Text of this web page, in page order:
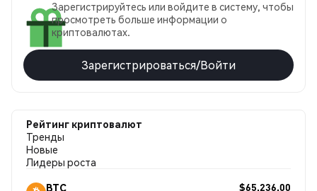
Зарегистрируйтесь или войдите в систему, чтобы
просмотреть больше информации о
криптовалютах.
Зарегистрироваться/Войти
Рейтинг криптовалют
Тренды
Новые
Лидеры роста
BTC
$65,236.00